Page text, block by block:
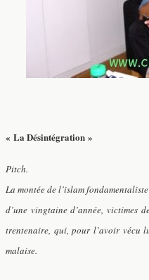
« La Désintégration »
Pitch.
La montée de l’islam
d’une vingtaine d’année, victimes
trentenaire, qui, pour l’avoir vécu
malaise.